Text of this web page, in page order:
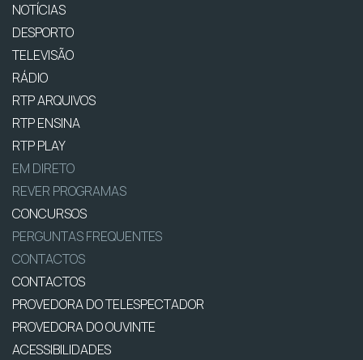
NOTÍCIAS
DESPORTO
TELEVISÃO
RÁDIO
RTP ARQUIVOS
RTP ENSINA
RTP PLAY
EM DIRETO
REVER PROGRAMAS
CONCURSOS
PERGUNTAS FREQUENTES
CONTACTOS
CONTACTOS
PROVEDORA DO TELESPECTADOR
PROVEDORA DO OUVINTE
ACESSIBILIDADES